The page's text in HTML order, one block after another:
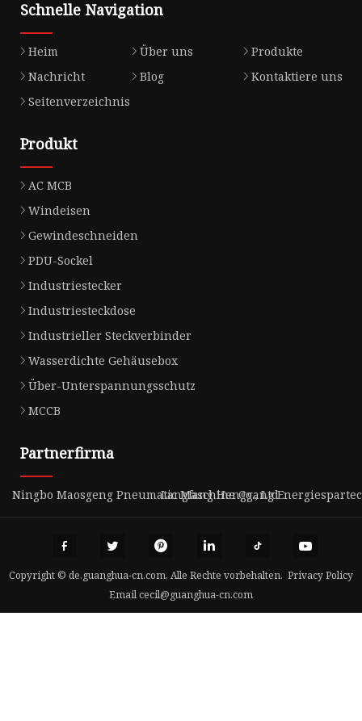
Schnelle Navigation
Heim Über uns
Produkte
Nachricht
Blog
Kontaktiere uns
Seitenverzeichnis
Produkt
AC MCB
Windeisen
Gewindeschneiden
PDU-Sockel
Industriestecker
Industriesteckdose
Industrieller Steckverbinder
Wasserdichte Gehäusebox
Über-Unterspannungsschutz
MCCB
Partnerfirma
Ningbo Maosgeng Pneumatic Maschine Co., Ltd
Langfang Henggang
Copyright © de.guanghua-cn.com, Alle Rechte vorbehalten. Privacy Policy
Emailcecil@guanghua-cn.com